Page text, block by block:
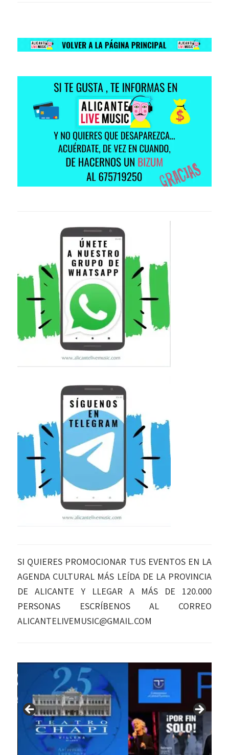
SI QUIERES PROMOCIONAR TUS EVENTOS EN LA
AGENDA CULTURAL MÁS LEÍDA DE LA PROVINCIA
DE ALICANTE Y LLEGAR A MÁS DE 120.000
PERSONAS ESCRÍBENOS AL CORREO
ALICANTELIVEMUSIC@GMAIL.COM